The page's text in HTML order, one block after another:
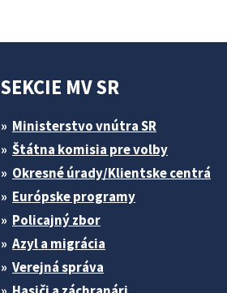
SEKCIE MV SR
Ministerstvo vnútra SR
Štátna komisia pre volby
Okresné úrady/Klientske centrá
Európske programy
Policajný zbor
Azyl a migrácia
Verejná správa